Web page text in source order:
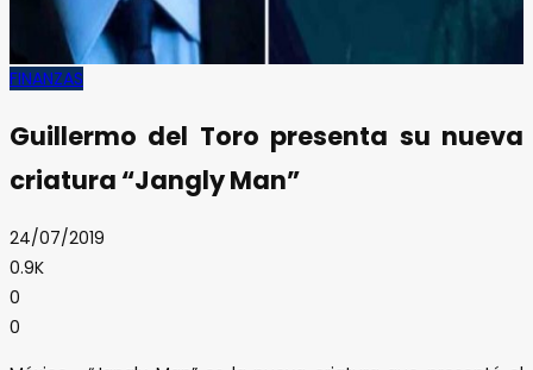
FINANZAS
Guillermo del Toro presenta su nueva
criatura “Jangly Man”
24/07/2019
0.9K
0
0